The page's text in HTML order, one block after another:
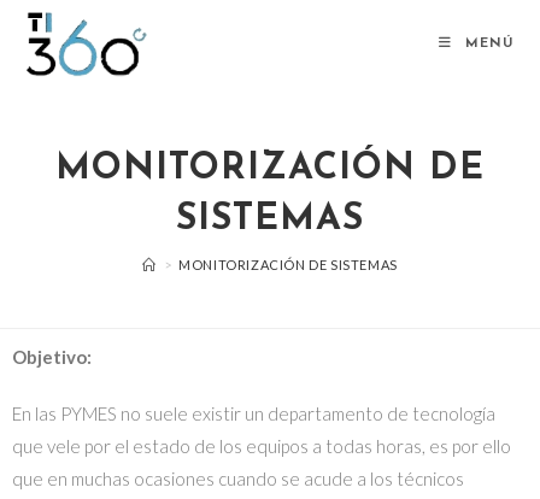
MENÚ
MONITORIZACIÓN DE
SISTEMAS
> MONITORIZACIÓN DE SISTEMAS
Objetivo:
En las PYMES no suele existir un departamento de tecnología
que vele por el estado de los equipos a todas horas, es por ello
que en muchas ocasiones cuando se acude a los técnicos